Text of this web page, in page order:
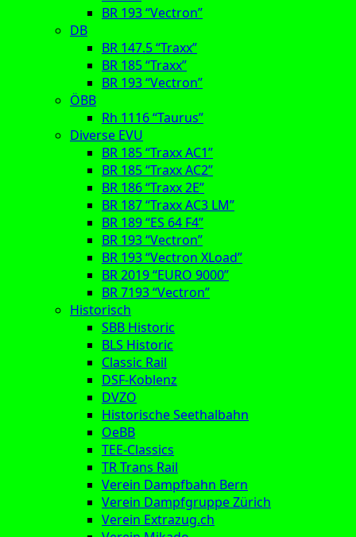
BR 193 “Vectron”
DB
BR 147.5 “Traxx”
BR 185 “Traxx”
BR 193 “Vectron”
ÖBB
Rh 1116 “Taurus”
Diverse EVU
BR 185 “Traxx AC1”
BR 185 “Traxx AC2”
BR 186 “Traxx 2E”
BR 187 “Traxx AC3 LM”
BR 189 “ES 64 F4”
BR 193 “Vectron”
BR 193 “Vectron XLoad”
BR 2019 “EURO 9000”
BR 7193 “Vectron”
Historisch
SBB Historic
BLS Historic
Classic Rail
DSF-Koblenz
DVZO
Historische Seethalbahn
OeBB
TEE-Classics
TR Trans Rail
Verein Dampfbahn Bern
Verein Dampfgruppe Zürich
Verein Extrazug.ch